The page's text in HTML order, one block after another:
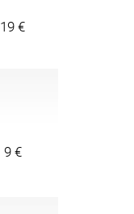
19 €
9 €